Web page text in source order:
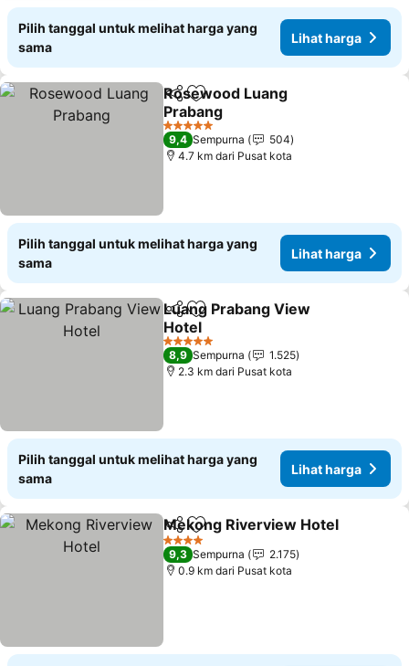
Pilih tanggal untuk melihat harga yang
sama
Lihat harga
BagikanTambahkan ke favorit
Rosewood Luang
Prabang
Lihat harga
5 Bintang
9,4 Sempurna
504
4.7 km dari Pusat kota
Pilih tanggal untuk melihat harga yang
sama
Lihat harga
BagikanTambahkan ke favorit
Luang Prabang View
Hotel
Lihat harga
5 Bintang
8,9 Sempurna
1.525
2.3 km dari Pusat kota
Pilih tanggal untuk melihat harga yang
sama
Lihat harga
BagikanTambahkan ke favorit
Mekong Riverview Hotel
4 Bintang
9,3 Sempurna
2.175
0.9 km dari Pusat kota